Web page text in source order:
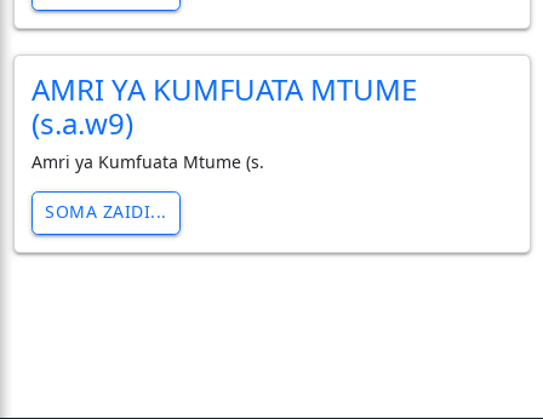
AMRI YA KUMFUATA MTUME
(s.a.w9)
Amri ya Kumfuata Mtume (s.
SOMA ZAIDI...